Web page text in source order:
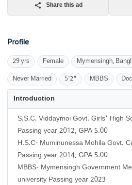
Share this ad
Profile
29 yrs Female Mymensingh,
Never Married 5'2" MBBS
Introduction
S.S.C. Viddaymoi Govt. Girls' High
Passing year 2012, GPA 5.00
H.S.C- Muminunessa Mohila Govt.
Passing year 2014, GPA 5.00
MBBS- Mymensingh Government
university Passing year 2023